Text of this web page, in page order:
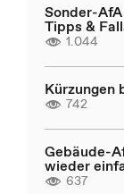
Sonder-
Tipps &
1.044
Kürzungen
742
Gebäude-
wieder
637